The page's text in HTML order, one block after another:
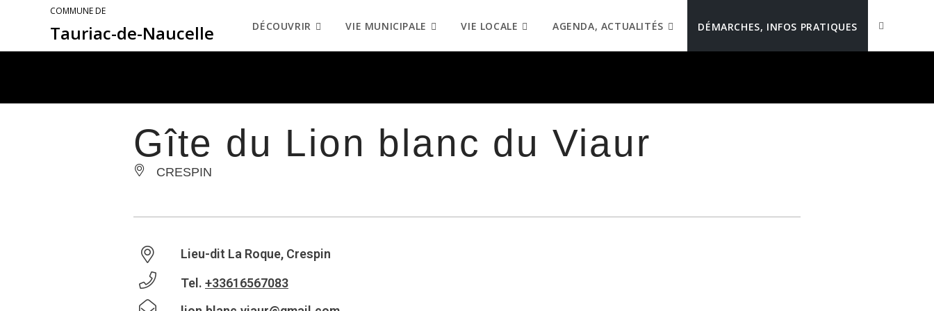
COMMUNE DE
Tauriac-de-Naucelle DÉCOUVRIR VIE MUNICIPALE VIE LOCALE AGENDA, ACTUALITÉS DÉMARCHES, INFOS PRATIQUES
Gîte du Lion blanc du Viaur
CRESPIN
Lieu-dit La Roque, Crespin
Tel. +33616567083